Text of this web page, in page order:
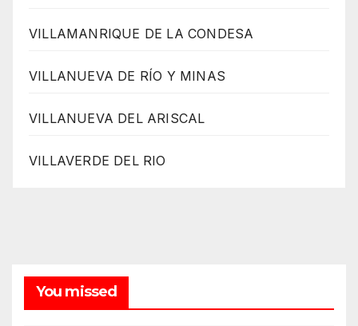
VILLAMANRIQUE DE LA CONDESA
VILLANUEVA DE RÍO Y MINAS
VILLANUEVA DEL ARISCAL
VILLAVERDE DEL RIO
You missed